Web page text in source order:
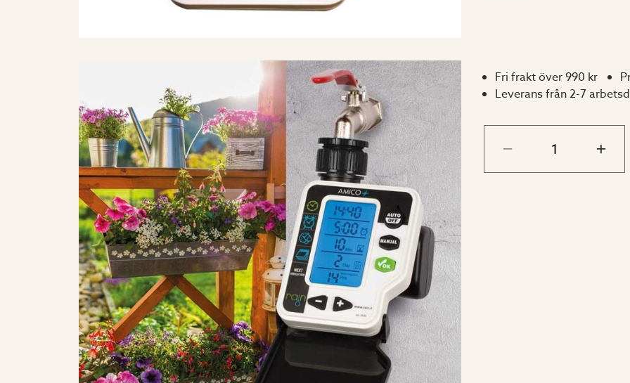
Tryck: Min 1 bar,
Minsta flöde: 5 liter/
Max flöde: 40 liter/
1 utlopp
Drivs av 2 st AA-
Fri frakt över 990 kr
Leverans från 2-7